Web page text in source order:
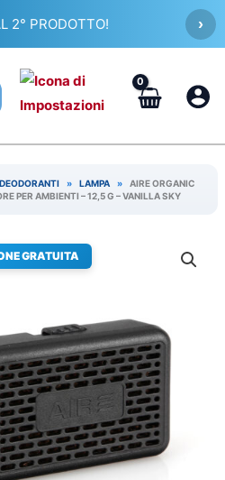
2° PRODOTTO! ›
DEODORANTI » LAMPA »
AIRE ORGANIC
PER AMBIENTI – 12,5 G – VANILLA SKY
GRATUITA